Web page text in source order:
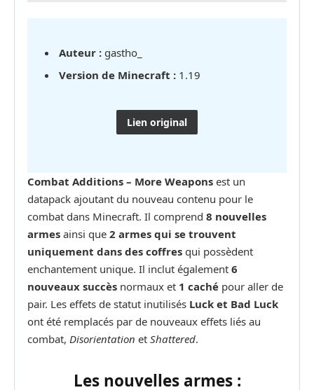
Auteur : gastho_
Version de Minecraft : 1.19
Lien original
Combat Additions – More Weapons est un
datapack ajoutant du nouveau contenu pour le
combat dans Minecraft. Il comprend 8 nouvelles
armes ainsi que 2 armes qui se trouvent
uniquement dans des coffres qui possèdent
enchantement unique. Il inclut également 6
nouveaux succès normaux et 1 caché pour aller de
pair. Les effets de statut inutilisés Luck et Bad Luck
ont été remplacés par de nouveaux effets liés au
combat, Disorientation et Shattered.
Les nouvelles armes :